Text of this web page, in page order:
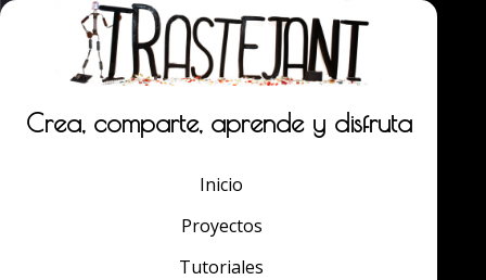
Crea, comparte, aprende y disfruta
Inicio
Proyectos
Tutoriales